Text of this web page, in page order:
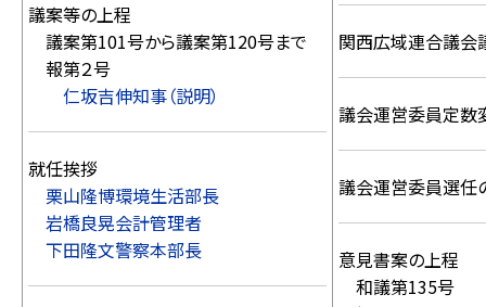
議案等の上程
議案第101号から議案第120号まで
報第２号
仁坂吉伸知事（説明）
就任挨拶
栗山隆博環境生活部長
岩橋良晃会計管理者
下田隆文警察本部長
関西広域連合議会
議会運営委員定数
議会運営委員選任
意見書案の上程
和議第135号